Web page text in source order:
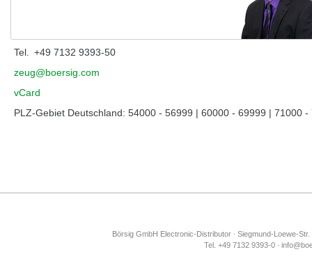
Tel.
+49 7132 9393-50
zeug@boersig.com
vCard
PLZ-Gebiet Deutschland: 54000 - 56999 | 60000 - 69999 | 71000
Börsig GmbH Electronic-Distributor ∙ Siegmund-Loewe-
Tel. +49 7132 9393-0 ∙